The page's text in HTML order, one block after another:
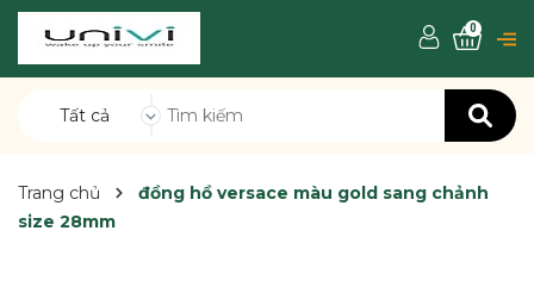
Tất cả
0
Trang chủ
đồng hồ versace màu gold sang chảnh
size 28mm